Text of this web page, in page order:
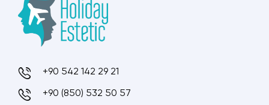
+90 542 142 29 21
+90 (850) 532 50 57